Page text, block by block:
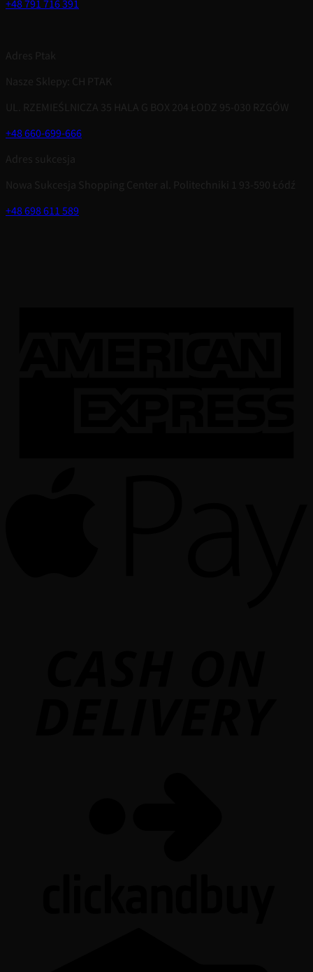
+48 791 716 391
Adres Ptak
Nasze Sklepy: CH PTAK
UL. RZEMIEŚLNICZA 35 HALA G BOX 204 ŁODZ 95-030 RZGÓW
+48 660-699-666
Adres sukcesja
Nowa Sukcesja Shopping Center al. Politechniki 1 93-590 Łódź
+48 698 611 589